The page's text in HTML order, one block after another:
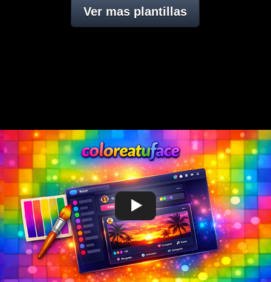
Ver mas plantillas